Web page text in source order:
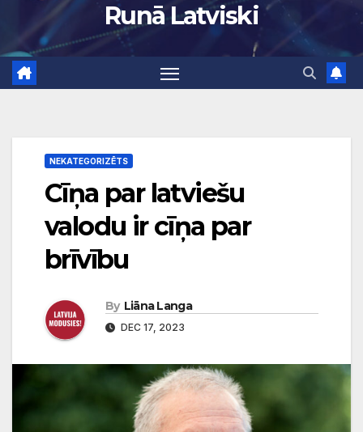
Runā Latviski
NEKATEGORIZĒTS
Cīņa par latviešu
valodu ir cīņa par
brīvību
By Liāna Langa
DEC 17, 2023